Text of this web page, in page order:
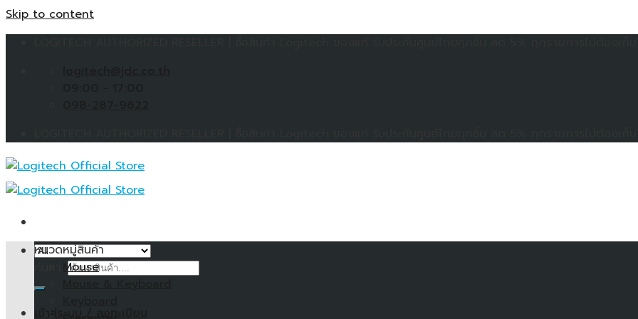
Skip to content
เข้าสู่ระบบ / ลงทะเบียน
หมวดหมู่สินค้า
Mouse